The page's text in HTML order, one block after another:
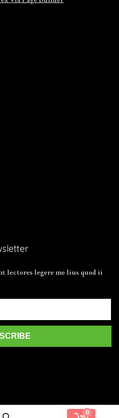
0
lectores legere me lius quod ii